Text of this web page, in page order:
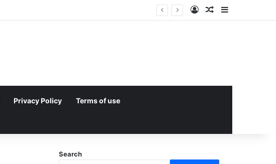
Log InRandom Article
Sidebar
Privacy Policy Terms of use
Search